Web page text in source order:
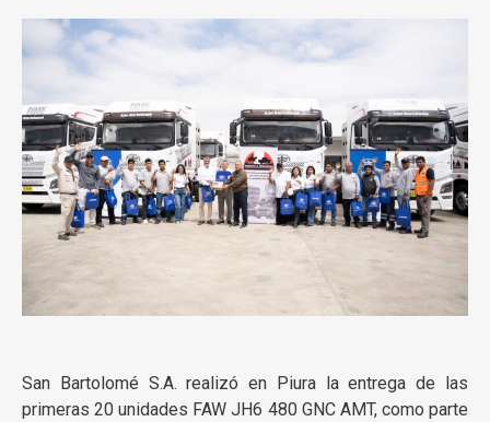
San Bartolomé S.A. realizó en Piura la entrega de las
primeras 20 unidades FAW JH6 480 GNC AMT, como parte